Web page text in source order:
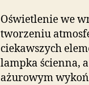
Oświetlenie we
tworzeniu
ciekawszych
lampka ścienna,
ażurowym